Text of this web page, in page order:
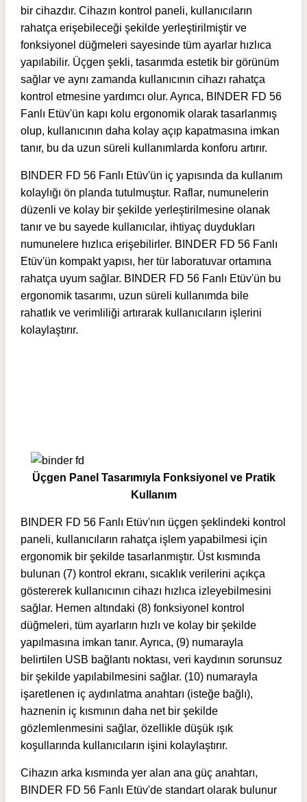
bir cihazdır. Cihazın kontrol paneli, kullanıcıların
rahatça erişebileceği şekilde yerleştirilmiştir ve
fonksiyonel düğmeleri sayesinde tüm ayarlar hızlıca
yapılabilir. Üçgen şekli, tasarımda estetik bir görünüm
sağlar ve aynı zamanda kullanıcının cihazı rahatça
kontrol etmesine yardımcı olur. Ayrıca, BINDER FD 56
Fanlı Etüv'ün kapı kolu ergonomik olarak tasarlanmış
olup, kullanıcının daha kolay açıp kapatmasına imkan
tanır, bu da uzun süreli kullanımlarda konforu artırır.
BINDER FD 56 Fanlı Etüv'ün iç yapısında da kullanım
kolaylığı ön planda tutulmuştur. Raflar, numunelerin
düzenli ve kolay bir şekilde yerleştirilmesine olanak
tanır ve bu sayede kullanıcılar, ihtiyaç duydukları
numunelere hızlıca erişebilirler. BINDER FD 56 Fanlı
Etüv'ün kompakt yapısı, her tür laboratuvar ortamına
rahatça uyum sağlar. BINDER FD 56 Fanlı Etüv'ün bu
ergonomik tasarımı, uzun süreli kullanımda bile
rahatlık ve verimliliği artırarak kullanıcıların işlerini
kolaylaştırır.
Üçgen Panel Tasarımıyla Fonksiyonel ve Pratik
Kullanım
BINDER FD 56 Fanlı Etüv'nın üçgen şeklindeki kontrol
paneli, kullanıcıların rahatça işlem yapabilmesi için
ergonomik bir şekilde tasarlanmıştır. Üst kısmında
bulunan (7) kontrol ekranı, sıcaklık verilerini açıkça
göstererek kullanıcının cihazı hızlıca izleyebilmesini
sağlar. Hemen altındaki (8) fonksiyonel kontrol
düğmeleri, tüm ayarların hızlı ve kolay bir şekilde
yapılmasına imkan tanır. Ayrıca, (9) numarayla
belirtilen USB bağlantı noktası, veri kaydının sorunsuz
bir şekilde yapılabilmesini sağlar. (10) numarayla
işaretlenen iç aydınlatma anahtarı (isteğe bağlı),
haznenin iç kısmının daha net bir şekilde
gözlemlenmesini sağlar, özellikle düşük ışık
koşullarında kullanıcıların işini kolaylaştırır.
Cihazın arka kısmında yer alan ana güç anahtarı,
BINDER FD 56 Fanlı Etüv'de standart olarak bulunur